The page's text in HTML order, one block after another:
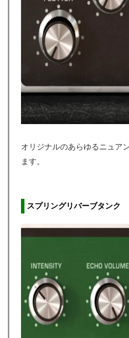
オリジナルのあらゆるニュア
ます。
スプリングリバーブタンク